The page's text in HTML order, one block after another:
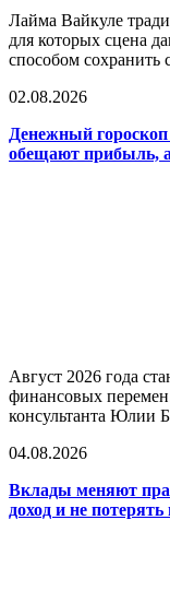
Лайма Вайкуле
для которых сцена
способом сохранить
02.08.2026
Денежный гороскоп
обещают прибыль,
Август 2026 года
финансовых
консультанта Юлии
04.08.2026
Вклады меняют
доход и не